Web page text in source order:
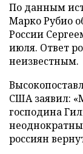
По данным
Марко Рубио
России
июля. Ответ
неизвестным.
США заявил:
господина
россиян